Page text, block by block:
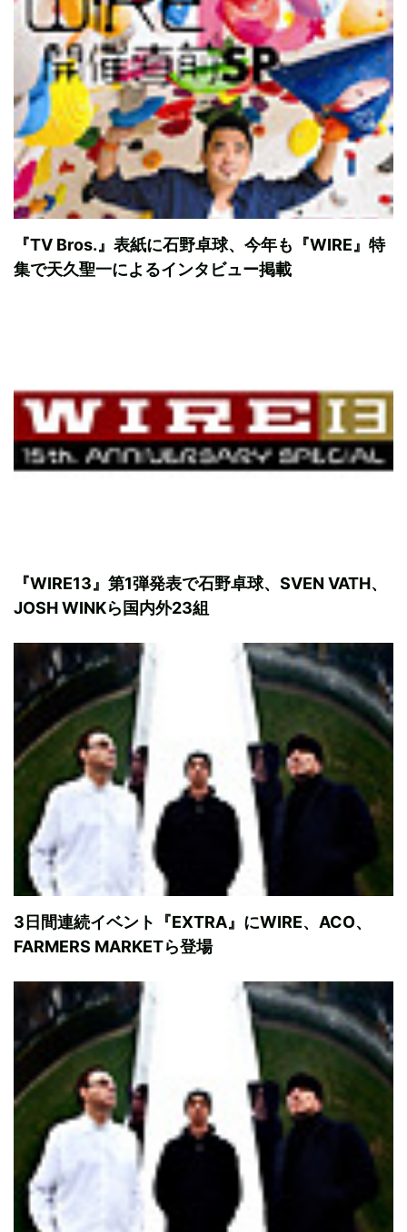
『TV Bros.』表紙に石野卓球、今年も『WIRE』特
集で天久聖一によるインタビュー掲載
『WIRE13』第1弾発表で石野卓球、SVEN VATH、
JOSH WINKら国内外23組
3日間連続イベント『EXTRA』にWIRE、ACO、
FARMERS MARKETら登場